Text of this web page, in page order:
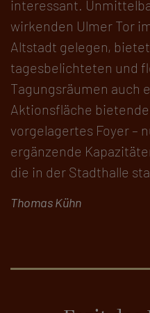
interessant.
wirkenden Ulmer Tor
Altstadt gelegen,
tagesbelichteten und
Tagungsräumen auch
Aktionsfläche
vorgelagertes Foyer –
ergänzende
die in der Stadthalle
Thomas Kühn